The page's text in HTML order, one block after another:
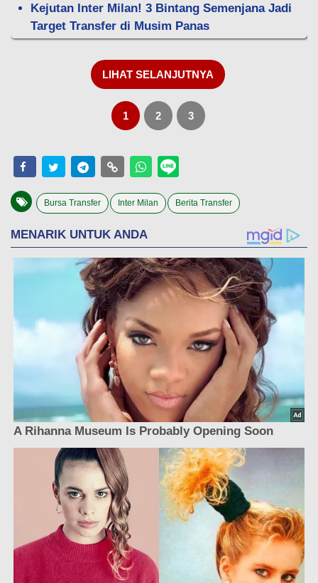
Kejutan Inter Milan! 3 Bintang Semenjana Jadi
Target Transfer di Musim Panas
LIHAT SELANJUTNYA
1 2 3
Bursa Transfer Inter Milan Berita Transfer